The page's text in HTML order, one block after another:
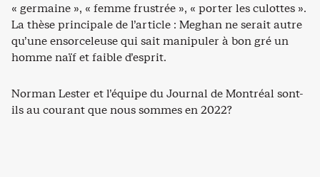
« germaine », « femme frustrée », « porter les culottes ».
La thèse principale de l’article : Meghan ne serait autre
qu’une ensorceleuse qui sait manipuler à bon gré un
homme naïf et faible d’esprit.
Norman Lester et l’équipe du Journal de Montréal sont-
ils au courant que nous sommes en 2022?